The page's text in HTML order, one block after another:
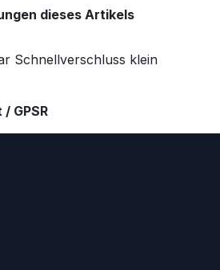
dieses Artikels
Schnellverschluss klein
GPSR